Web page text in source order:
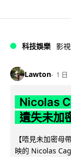
科技娛樂 影
Lawton 1 日
Nicolas
遺失未加
【唔見未加密
映的 Nicolas